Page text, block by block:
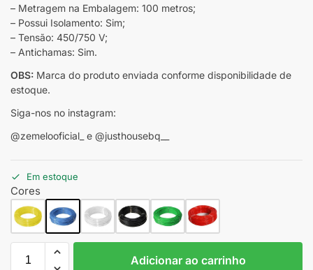
– Metragem na Embalagem: 100 metros;
– Possui Isolamento: Sim;
– Tensão: 450/750 V;
– Antichamas: Sim.
OBS: Marca do produto enviada conforme disponibilidade de
estoque.
Siga-nos no instagram:
@zemelooficial_ e @justhousebq__
Em estoque
Cores
Adicionar ao carrinho